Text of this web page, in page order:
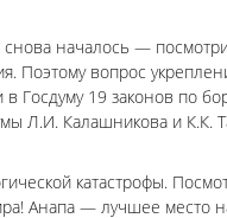
началось —
Поэтому вопрос
Госдуму 19 законов по
Л.И. Калашникова и К.К.
катастрофы.
Анапа — лучшее место